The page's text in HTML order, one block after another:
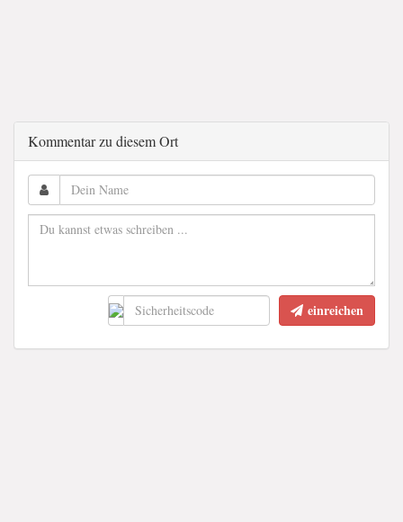
Kommentar zu diesem Ort
einreichen